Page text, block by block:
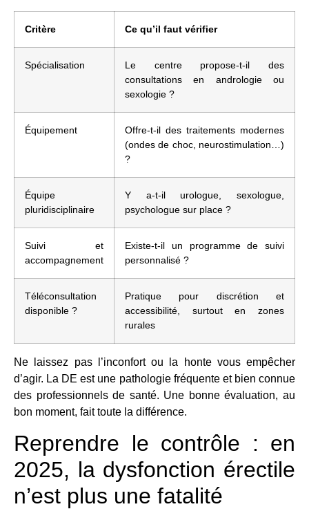
Critère Ce qu’il faut vérifier
Spécialisation
Le centre propose-t-il des
consultations en andrologie ou
sexologie ?
Équipement
Offre-t-il des traitements modernes
(ondes de choc, neurostimulation…)
?
Équipe
pluridisciplinaire
Y a-t-il urologue, sexologue,
psychologue sur place ?
Suivi et
accompagnement
Existe-t-il un programme de suivi
personnalisé ?
Téléconsultation
disponible ?
Pratique pour discrétion et
accessibilité, surtout en zones
rurales
Ne laissez pas l’inconfort ou la honte vous empêcher
d’agir. La DE est une pathologie fréquente et bien connue
des professionnels de santé. Une bonne évaluation, au
bon moment, fait toute la différence.
Reprendre le contrôle : en
2025, la dysfonction érectile
n’est plus une fatalité